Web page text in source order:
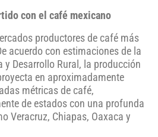
con el café mexicano
productores de café más
acuerdo con estimaciones de la
y Desarrollo Rural, la producción
en aproximadamente
métricas de café,
de estados con una profunda
Veracruz, Chiapas, Oaxaca y